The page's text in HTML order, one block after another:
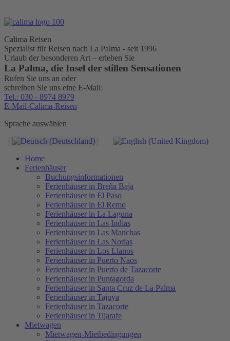
Calima Reisen
Spezialist für Reisen nach La Palma - seit 1996
Urlaub der besonderen Art – erleben Sie
La Palma, die Insel der stillen Sensationen
Rufen Sie uns an oder
schreiben Sie uns eine E-Mail:
Tel.: 030 - 8974 8979
E-Mail-Calima-Reisen
Sprache auswählen
Home
Ferienhäuser
Buchungsinformationen
Ferienhäuser in Breña Baja
Ferienhäuser in El Paso
Ferienhäuser in El Remo
Ferienhäuser in La Laguna
Ferienhäuser in Las Indias
Ferienhäuser in Las Manchas
Ferienhäuser in Las Norias
Ferienhäuser in Los Llanos
Ferienhäuser in Puerto Naos
Ferienhäuser in Puerto de Tazacorte
Ferienhäuser in Puntagorda
Ferienhäuser in Santa Cruz de La Palma
Ferienhäuser in Tajuya
Ferienhäuser in Tazacorte
Ferienhäuser in Tijarafe
Mietwagen
Mietwagen-Mietbedingungen